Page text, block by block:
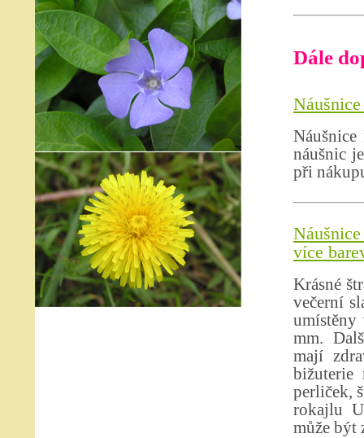
Dále
náušnic
při
více
Krásné
večerní
mm.
mají
bižuterie
perliček,
rokajlu
může být